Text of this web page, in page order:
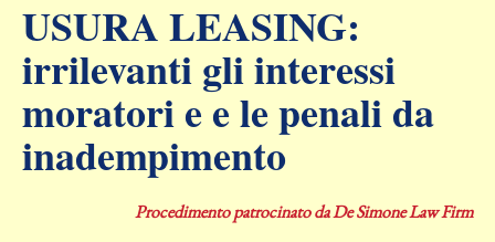
USURA LEASING:
irrilevanti gli interessi
moratori e e le penali da
inadempimento
Procedimento patrocinato da De Simone Law Firm